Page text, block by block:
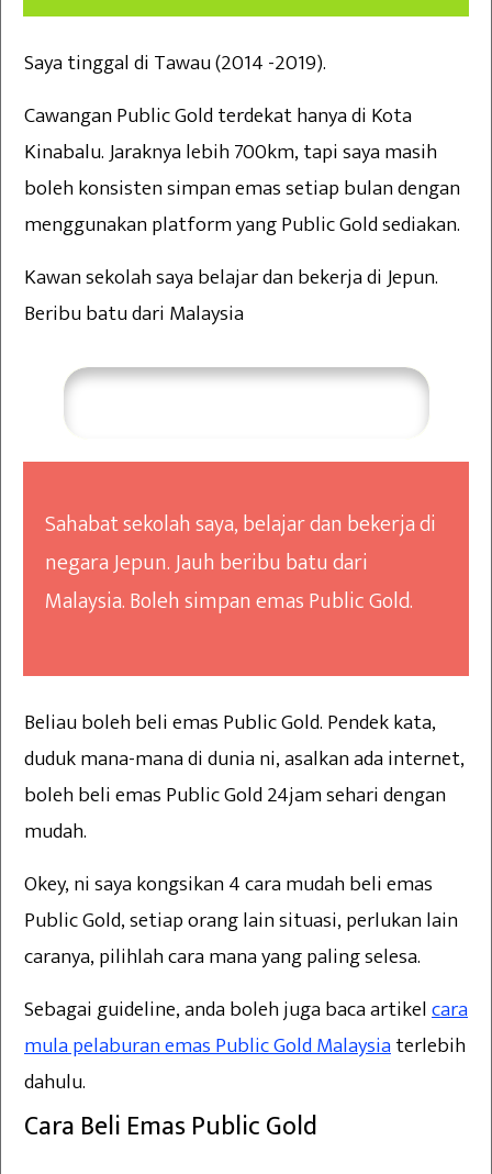
Saya tinggal di Tawau (2014 -2019).
Cawangan Public Gold terdekat hanya di Kota
Kinabalu. Jaraknya lebih 700km, tapi saya masih
boleh konsisten simpan emas setiap bulan dengan
menggunakan platform yang Public Gold sediakan.
Kawan sekolah saya belajar dan bekerja di Jepun.
Beribu batu dari Malaysia
Sahabat sekolah saya, belajar dan bekerja di
negara Jepun. Jauh beribu batu dari
Malaysia. Boleh simpan emas Public Gold.
Beliau boleh beli emas Public Gold. Pendek kata,
duduk mana-mana di dunia ni, asalkan ada internet,
boleh beli emas Public Gold 24jam sehari dengan
mudah.
Okey, ni saya kongsikan 4 cara mudah beli emas
Public Gold, setiap orang lain situasi, perlukan lain
caranya, pilihlah cara mana yang paling selesa.
Sebagai guideline, anda boleh juga baca artikelcara
mula pelaburan emas Public Gold Malaysiaterlebih
dahulu.
Cara Beli Emas Public Gold